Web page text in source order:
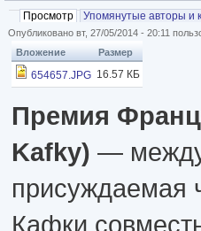
Главные вкладки
Просмотр (активная вкладка)
Упомянутые авторы и
Опубликовано вт, 27/05/2014 - 20:11
Вложение
Размер
654657.JPG 16.57 КБ
Премия
Kafky) —
Кафки